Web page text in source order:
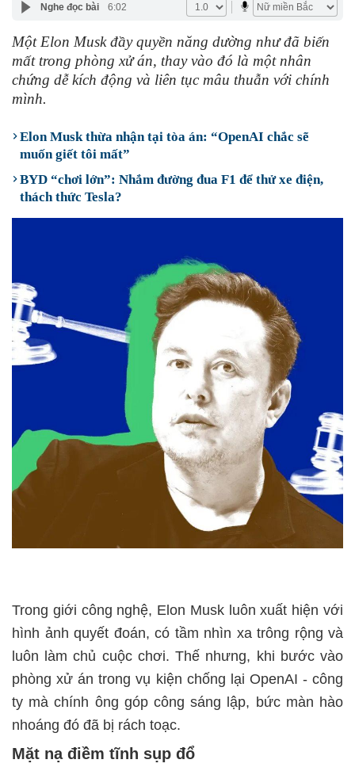
Nghe đọc bài 6:02
Một Elon Musk đầy quyền năng dường như đã biến
mất trong phòng xử án, thay vào đó là một nhân
chứng dễ kích động và liên tục mâu thuẫn với chính
mình.
Elon Musk thừa nhận tại tòa án: “OpenAI chắc sẽ
muốn giết tôi mất”
BYD “chơi lớn”: Nhắm đường đua F1 để thử xe điện,
thách thức Tesla?
Trong giới công nghệ, Elon Musk luôn xuất hiện với
hình ảnh quyết đoán, có tầm nhìn xa trông rộng và
luôn làm chủ cuộc chơi. Thế nhưng, khi bước vào
phòng xử án trong vụ kiện chống lại OpenAI - công
ty mà chính ông góp công sáng lập, bức màn hào
nhoáng đó đã bị rách toạc.
Mặt nạ điềm tĩnh sụp đổ